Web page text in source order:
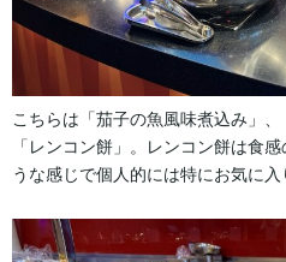
こちらは「茄子の魚風味煮込み」、
「レンコン餅」。レンコン餅は食
うな感じで個人的には特にお気に入